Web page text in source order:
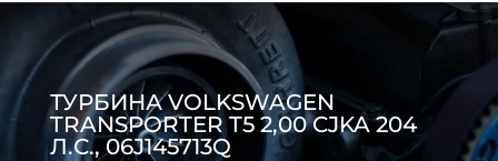
ТУРБИНА VOLKSWAGEN
TRANSPORTER T5 2,00 CJKA 204
Л.С., 06J145713Q